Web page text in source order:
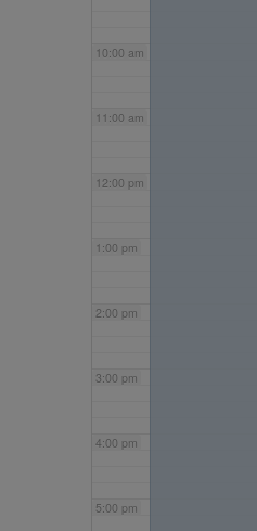
10:00 am
11:00 am
12:00 pm
1:00 pm
2:00 pm
3:00 pm
4:00 pm
5:00 pm